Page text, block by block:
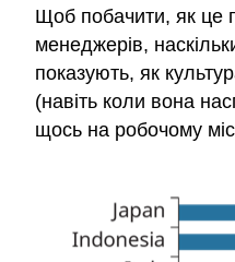
Щоб побачити, як це
менеджерів,
показують, як
(навіть коли вона
щось на робочому